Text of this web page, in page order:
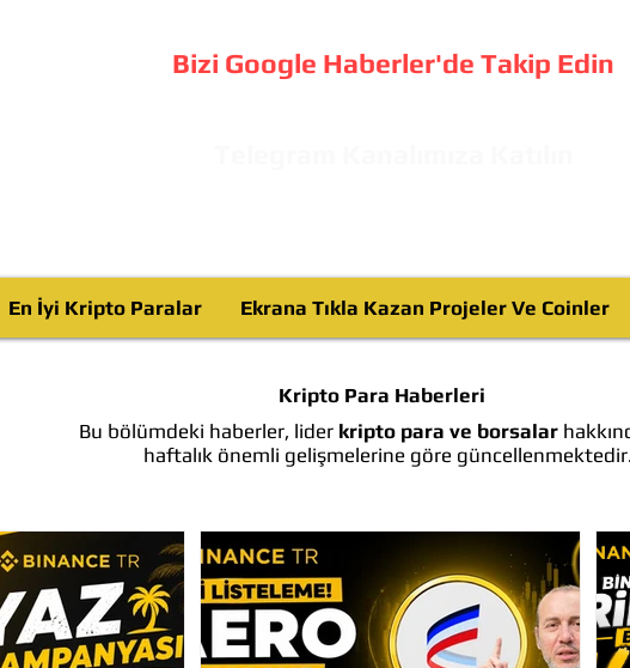
Bizi Google Haberler'de Takip Edin
En İyi Kripto Paralar Ekrana Tıkla Kazan Projeler Ve Coinler
Kripto Para Haberleri
Bu bölümdeki haberler, lider kripto para ve borsalar
haftalık önemli gelişmelerine göre